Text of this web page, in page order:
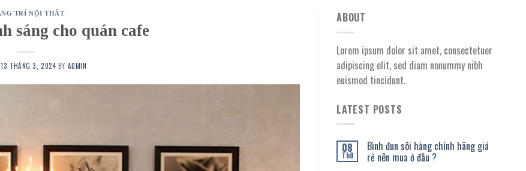
TRÍ NỘI THẤT
sáng cho quán cafe
13 THÁNG 3, 2024 BY ADMIN
ABOUT
Lorem ipsum dolor sit amet, consectetuer
adipiscing elit, sed diam nonummy nibh
euismod tincidunt.
LATEST POSTS
08
Th8
Bình đun sôi hàng chính hãng giá
rẻ nên mua ở đâu ?